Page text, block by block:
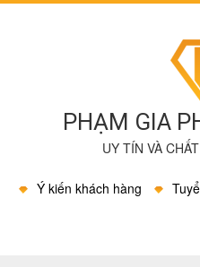
PHẠM GIA
UY TÍN VÀ
Ý kiến khách hàng